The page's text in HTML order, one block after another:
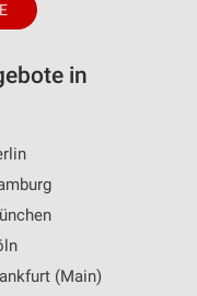
in
(Main)